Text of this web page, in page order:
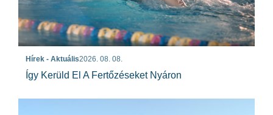
Hírek - Aktuális2026. 08. 08.
Így Kerüld El A Fertőzéseket Nyáron